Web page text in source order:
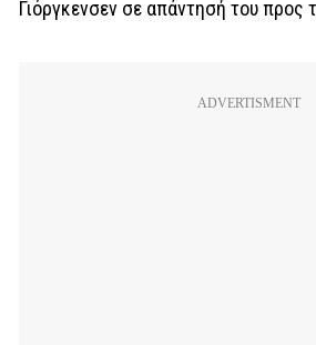
Γιόργκενσεν σε απάντησή του προς